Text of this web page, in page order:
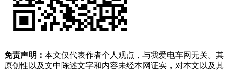
免责声明： 本文仅代表作者个人观点，与我爱电车网无关。其
原创性以及文中陈述文字和内容未经本网证实，对本文以及其